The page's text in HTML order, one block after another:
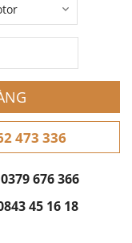
473 336
0379 676 366
45 16 18